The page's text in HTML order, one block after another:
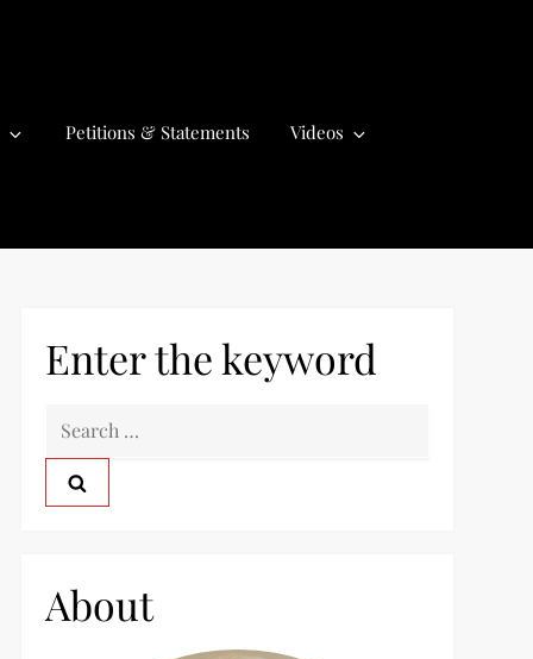
Petitions & Statements Videos
Enter the keyword
fAbout